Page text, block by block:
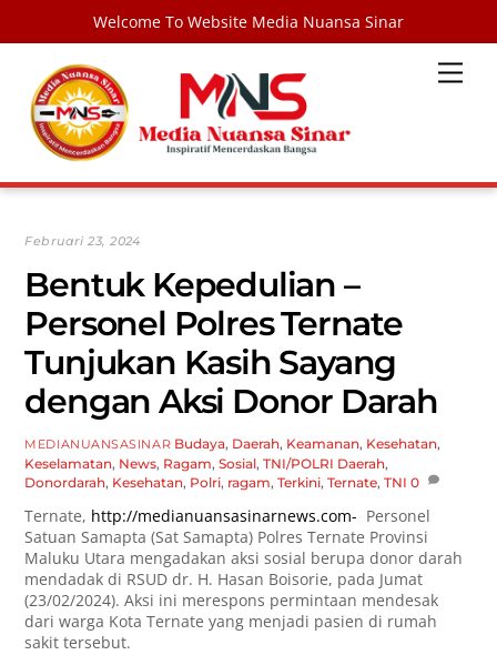
Welcome To Website Media Nuansa Sinar
content
Februari 23, 2024
Bentuk Kepedulian –
Personel Polres Ternate
Tunjukan Kasih Sayang
dengan Aksi Donor Darah
MEDIANUANSASINAR Budaya, Daerah, Keamanan, Kesehatan,
Keselamatan, News, Ragam,Sosial,TNI/POLRI Daerah,
Donordarah, Kesehatan, Polri, ragam,Terkini,Ternate,TNI 0
Ternate, http://medianuansasinarnews.com- Personel
Satuan Samapta (Sat Samapta) Polres Ternate Provinsi
Maluku Utara mengadakan aksi sosial berupa donor darah
mendadak di RSUD dr. H. Hasan Boisorie, pada Jumat
(23/02/2024). Aksi ini merespons permintaan mendesak
dari warga Kota Ternate yang menjadi pasien di rumah
sakit tersebut.